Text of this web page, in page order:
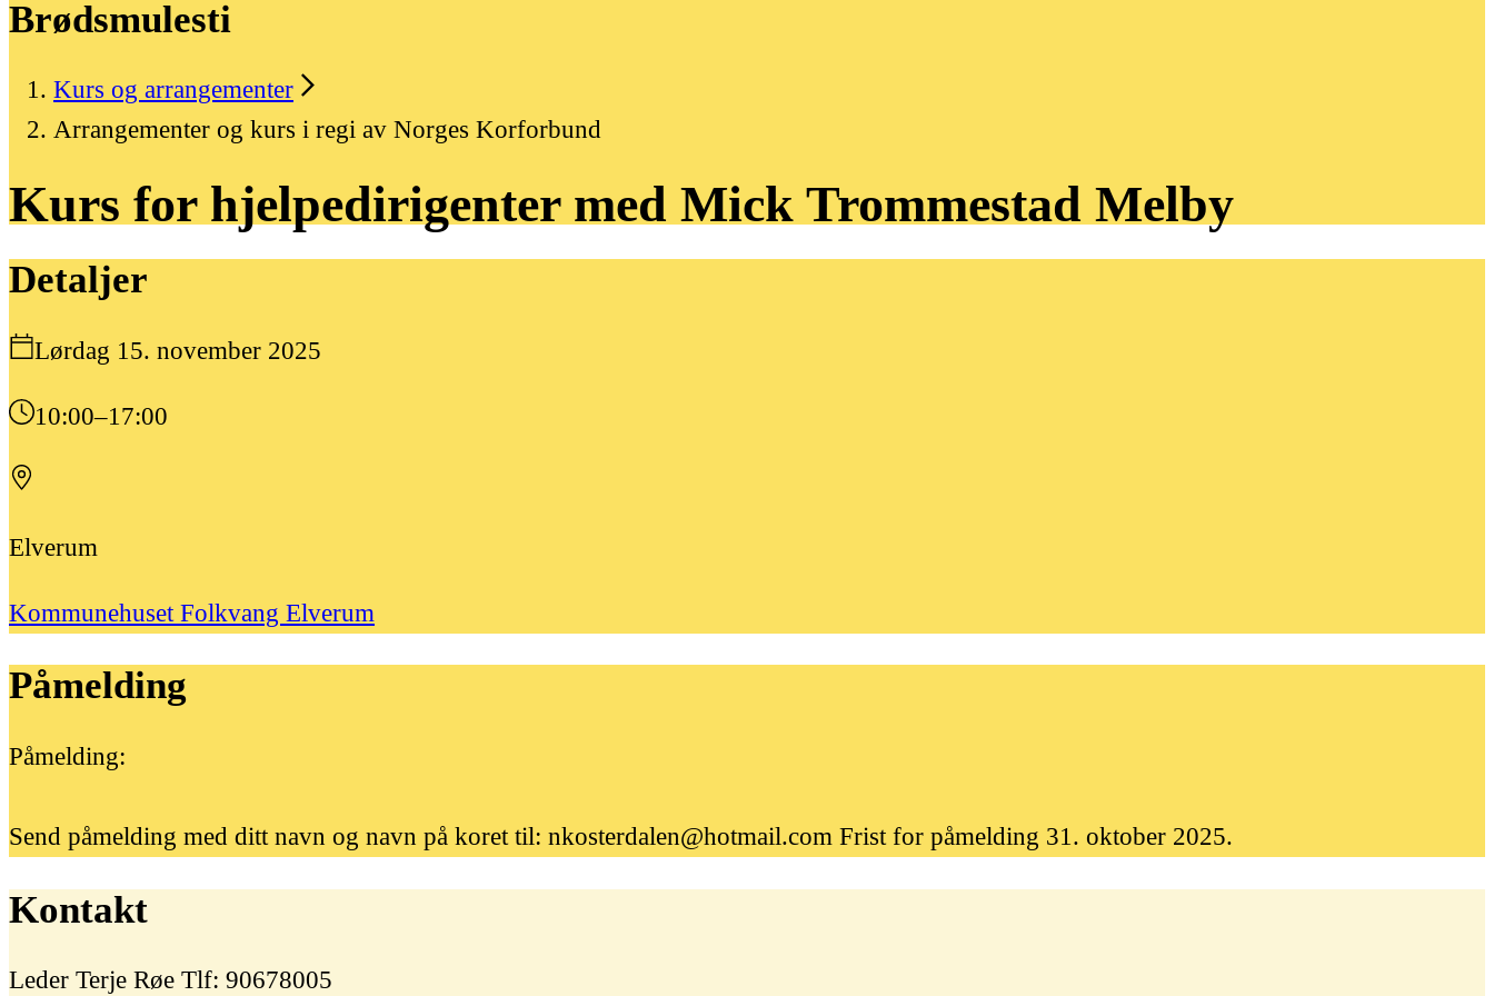
Brødsmulesti
Kurs og arrangementer
Arrangementer og kurs i regi av Norges Korforbund
Kurs for hjelpedirigenter med Mick Trommestad Melby
Detaljer
Lørdag 15. november 2025
10:00–17:00
Elverum
Kommunehuset Folkvang Elverum
Påmelding
Påmelding:
Send påmelding med ditt navn og navn på koret til: nkosterdalen@hotmail.com Frist for påmelding 31. oktober 2025.
Kontakt
Leder Terje Røe Tlf: 90678005